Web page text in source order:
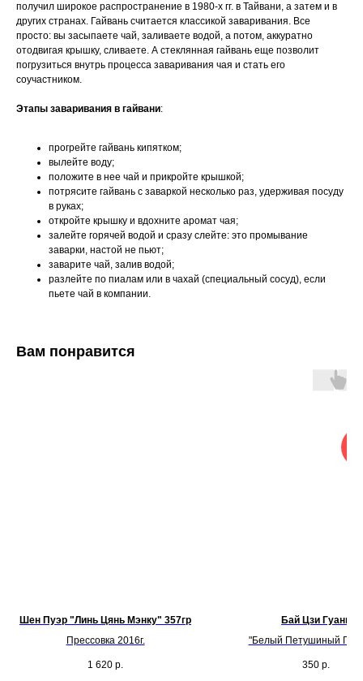
получил широкое распространение в 1980-х гг. в Тайвани, а затем и в
других странах. Гайвань считается классикой заваривания. Все
просто: вы засыпаете чай, заливаете водой, а потом, аккуратно
отодвигая крышку, сливаете. А стеклянная гайвань еще позволит
погрузиться внутрь процесса заваривания чая и стать его
соучастником.
Этапы заваривания в гайвани:
прогрейте гайвань кипятком;
вылейте воду;
положите в нее чай и прикройте крышкой;
потрясите гайвань с заваркой несколько раз, удерживая посуду
в руках;
откройте крышку и вдохните аромат чая;
залейте горячей водой и сразу слейте: это промывание
заварки, настой не пьют;
заварите чай, залив водой;
разлейте по пиалам или в чахай (специальный сосуд), если
пьете чай в компании.
Вам понравится
Шен Пуэр "Линь Цянь Мэнку" 357гр
Прессовка 2016г.
1 620 р.
Бай Цзи Гуань
"Белый Петушиный
350 р.